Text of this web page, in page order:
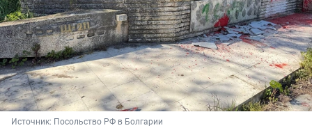
Источник: Посольство РФ в Болгарии